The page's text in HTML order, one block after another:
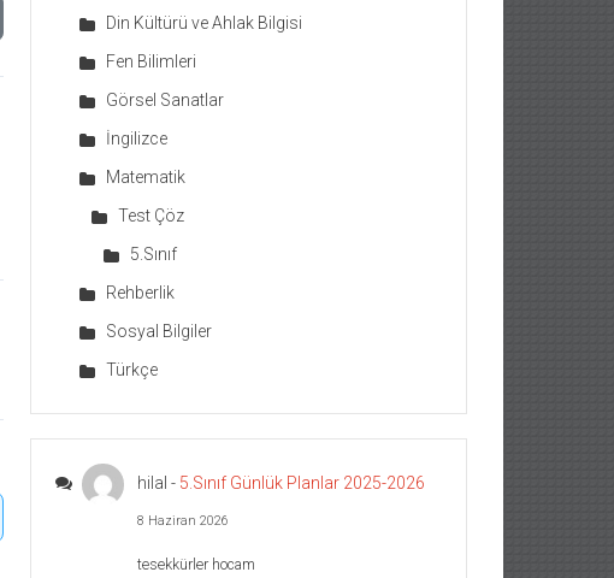
Din Kültürü ve Ahlak Bilgisi
Fen Bilimleri
Görsel Sanatlar
İngilizce
Matematik
Test Çöz
5.Sınıf
Rehberlik
Sosyal Bilgiler
Türkçe
hilal - 5.Sınıf Günlük Planlar 2025-2026
8 Haziran 2026
tesekkürler hocam